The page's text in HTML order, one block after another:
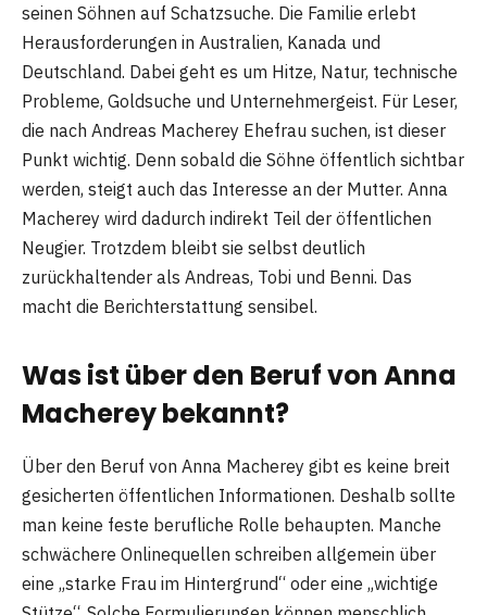
seinen Söhnen auf Schatzsuche. Die Familie erlebt
Herausforderungen in Australien, Kanada und
Deutschland. Dabei geht es um Hitze, Natur, technische
Probleme, Goldsuche und Unternehmergeist. Für Leser,
die nach Andreas Macherey Ehefrau suchen, ist dieser
Punkt wichtig. Denn sobald die Söhne öffentlich sichtbar
werden, steigt auch das Interesse an der Mutter. Anna
Macherey wird dadurch indirekt Teil der öffentlichen
Neugier. Trotzdem bleibt sie selbst deutlich
zurückhaltender als Andreas, Tobi und Benni. Das
macht die Berichterstattung sensibel.
Was ist über den Beruf von Anna
Macherey bekannt?
Über den Beruf von Anna Macherey gibt es keine breit
gesicherten öffentlichen Informationen. Deshalb sollte
man keine feste berufliche Rolle behaupten. Manche
schwächere Onlinequellen schreiben allgemein über
eine „starke Frau im Hintergrund“ oder eine „wichtige